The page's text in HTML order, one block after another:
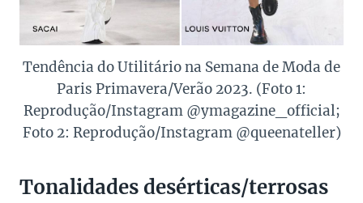
Tendência do Utilitário na Semana de Moda de
Paris Primavera/Verão 2023. (Foto 1:
Reprodução/Instagram @ymagazine_official;
Foto 2: Reprodução/Instagram @queenateller)
Tonalidades desérticas/terrosas